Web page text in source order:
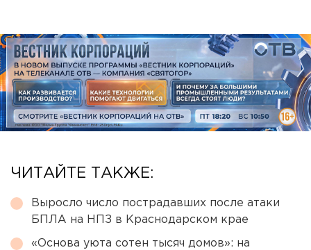
ЧИТАЙТЕ ТАКЖЕ:
Выросло число пострадавших после атаки
БПЛА на НПЗ в Краснодарском крае
«Основа уюта сотен тысяч домов»: на